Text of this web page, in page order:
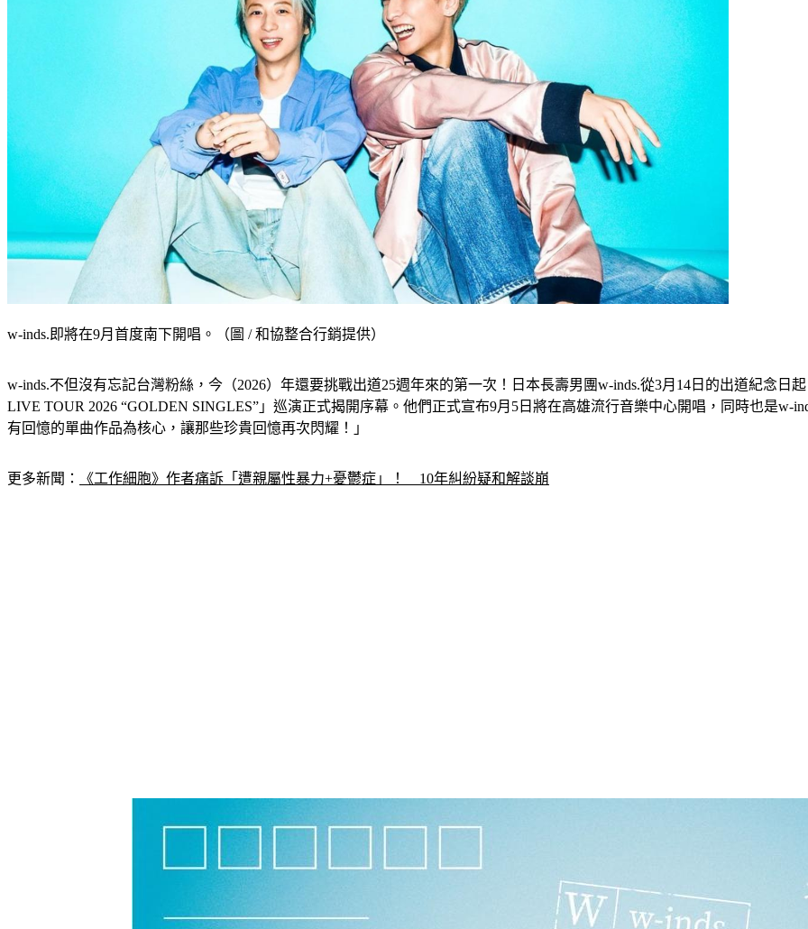
w-inds.即將在9月首度南下開唱。（圖 / 和協整合行銷提供）
w-inds.不但沒有忘記台灣粉絲，今（2026）年還要挑戰出道25週年來的第一次！日本長壽男團w-inds.從3月14日的出道紀念日起
LIVE TOUR 2026 “GOLDEN SINGLES”」巡演正式揭開序幕。他們正式宣布9月5日將在高雄流行音樂中心開唱，同時也是w-
有回憶的單曲作品為核心，讓那些珍貴回憶再次閃耀！」
更多新聞： 《工作細胞》作者痛訴「遭親屬性暴力+憂鬱症」！　10年糾紛疑和解談崩